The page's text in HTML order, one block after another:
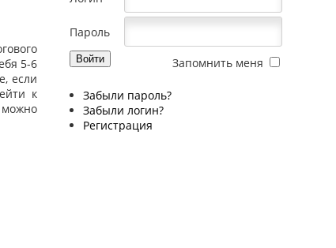
5-6
если
к
Пароль
Запомнить меня
Забыли пароль?
Забыли логин?
Регистрация